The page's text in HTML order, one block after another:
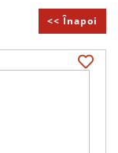
<< Înapoi